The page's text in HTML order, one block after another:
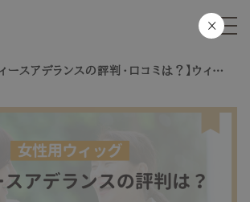
ィースアデランスの評判・口コミは？】ウィッグ
×